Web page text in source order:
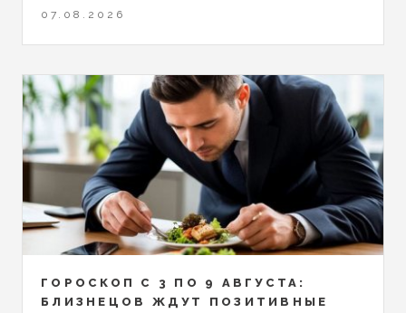
07.08.2026
ГОРОСКОП С 3 ПО 9 АВГУСТА:
БЛИЗНЕЦОВ ЖДУТ ПОЗИТИВНЫЕ